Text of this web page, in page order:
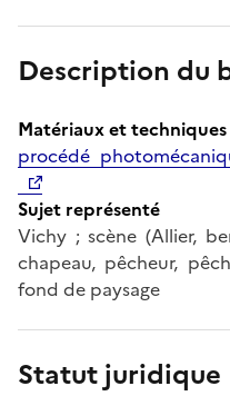
Description du
Matériaux et techniques
procédé
Sujet représenté
Vichy ; scène (Allier,
chapeau, pêcheur,
fond de paysage
Statut juridique